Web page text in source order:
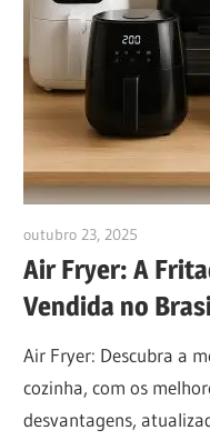
outubro 23, 2025
Air Fryer: A
Vendida no
Air Fryer: Descubra a
cozinha, com os
desvantagens,